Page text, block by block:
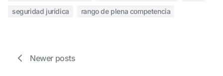
seguridad jurídica
rango de plena competencia
Newer posts